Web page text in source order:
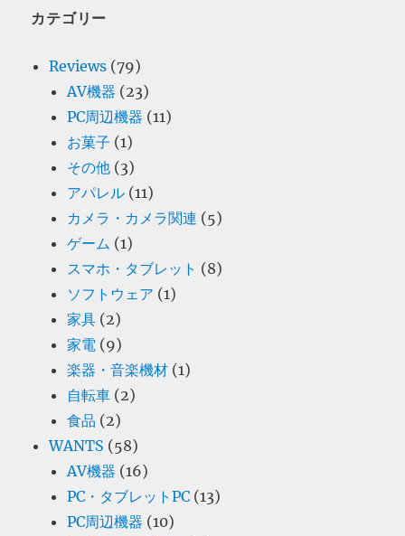
カテゴリー
Reviews (79)
AV機器 (23)
PC周辺機器 (11)
お菓子 (1)
その他 (3)
アパレル (11)
カメラ・カメラ関連 (5)
ゲーム (1)
スマホ・タブレット (8)
ソフトウェア (1)
家具 (2)
家電 (9)
楽器・音楽機材 (1)
自転車 (2)
食品 (2)
WANTS (58)
AV機器 (16)
PC・タブレットPC (13)
PC周辺機器 (10)